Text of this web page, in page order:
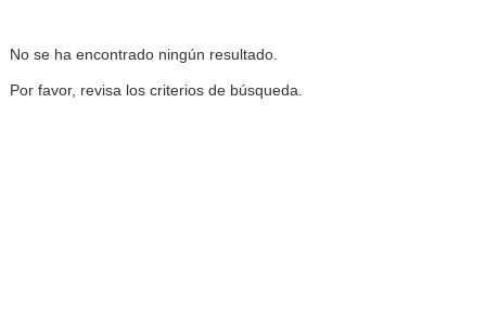
No se ha encontrado ningún resultado.
Por favor, revisa los criterios de búsqueda.